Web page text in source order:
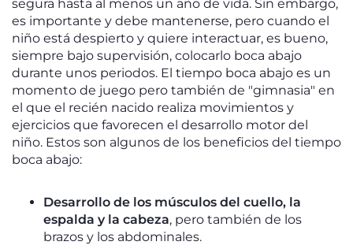
segura hasta al menos un año de vida. Sin embargo,
es importante y debe mantenerse, pero cuando el
niño está despierto y quiere interactuar, es bueno,
siempre bajo supervisión, colocarlo boca abajo
durante unos periodos. El tiempo boca abajo es un
momento de juego pero también de "gimnasia" en
el que el recién nacido realiza movimientos y
ejercicios que favorecen el desarrollo motor del
niño. Estos son algunos de los beneficios del tiempo
boca abajo:
Desarrollo de los músculos del cuello, la
espalda y la cabeza, pero también de los
brazos y los abdominales.